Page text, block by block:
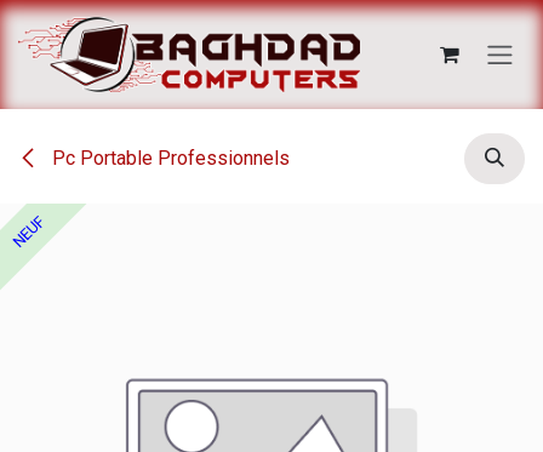
Se rendre au contenu
Pc Portable Professionnels
NEUF